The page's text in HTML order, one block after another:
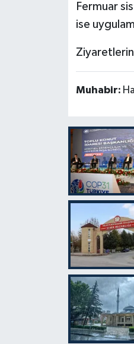
Fermuar
ise
Muhabir: